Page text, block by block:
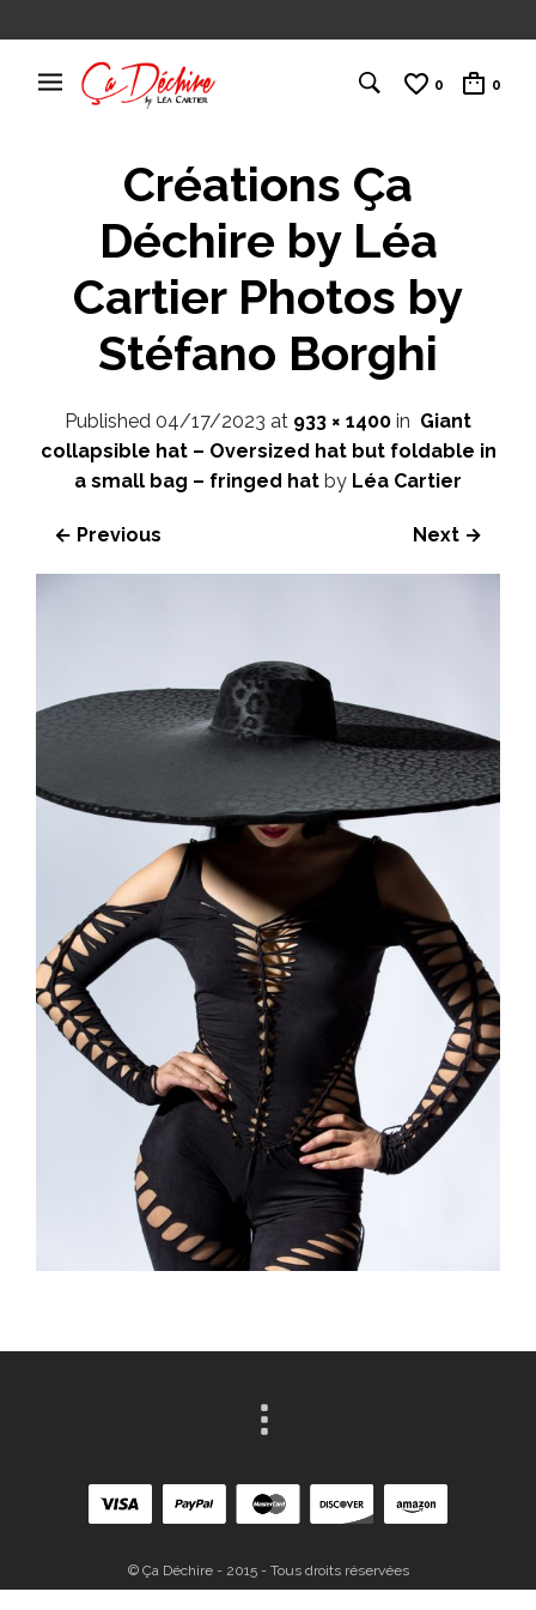
0 0
Créations Ça
Déchire by Léa
Cartier Photos by
Stéfano Borghi
Published 04/17/2023 at 933 × 1400 in Giant
collapsible hat – Oversized hat but foldable in
a small bag – fringed hat by Léa Cartier
← Previous Next →
© Ça Déchire - 2015 - Tous droits réservées